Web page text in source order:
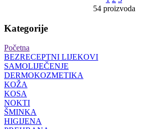
54 proizvoda
Kategorije
Početna
BEZRECEPTNI LIJEKOVI
SAMOLIJEČENJE
DERMOKOZMETIKA
KOŽA
KOSA
NOKTI
ŠMINKA
HIGIJENA